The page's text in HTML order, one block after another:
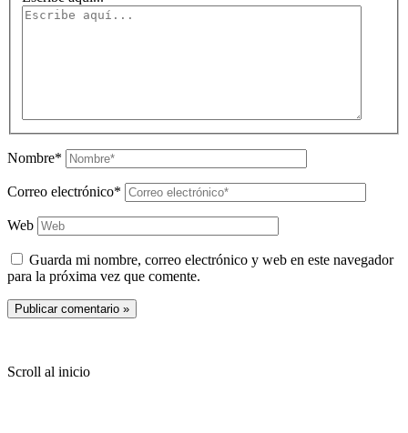
Nombre*
Correo electrónico*
Web
Guarda mi nombre, correo electrónico y web en este navegador
para la próxima vez que comente.
Scroll al inicio